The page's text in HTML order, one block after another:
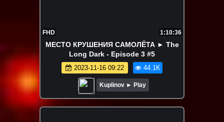
FHD 1:10:36
МЕСТО КРУШЕНИЯ САМОЛЁТА ► The
Long Dark - Episode 3 #5
2023-11-16 09:22 44.1K
Kuplinov ► Play